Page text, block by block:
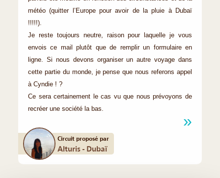
météo (quitter l’Europe pour avoir de la pluie à Dubaï
!!!!!).
Je reste toujours neutre, raison pour laquelle je vous
envois ce mail plutôt que de remplir un formulaire en
ligne. Si nous devons organiser un autre voyage dans
cette partie du monde, je pense que nous referons appel
à Cyndie ! ?
Ce sera certainement le cas vu que nous prévoyons de
recréer une société la bas.
Circuit proposé par
Alturis - Dubaï